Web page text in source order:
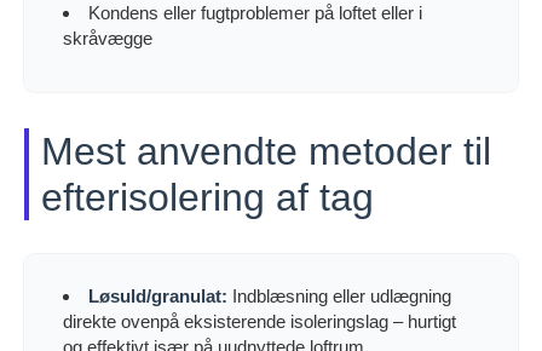
Kondens eller fugtproblemer på loftet eller i
skråvægge
Mest anvendte metoder til
efterisolering af tag
Løsuld/granulat: Indblæsning eller udlægning
direkte ovenpå eksisterende isoleringslag – hurtigt